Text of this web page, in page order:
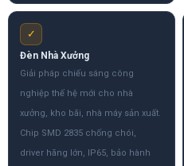
✓
Đèn Nhà Xưởng
Giải pháp chiếu sáng công
nghiệp thế hệ mới cho nhà
xưởng, kho bãi, nhà máy sản xuất.
Chip SMD 2835 chống chói,
driver hãng lớn, IP65, bảo hành